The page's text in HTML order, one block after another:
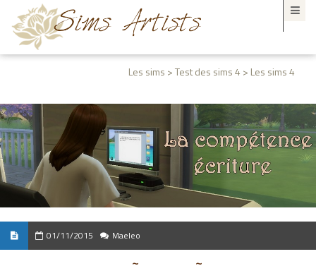
Les sims > Test des sims 4 > Les sims 4
01/11/2015 Maeleo